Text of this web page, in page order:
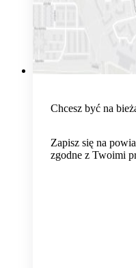
Chcesz być na
Zapisz się na
zgodne z Twoimi